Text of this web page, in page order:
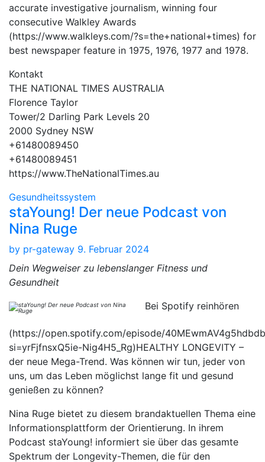
accurate investigative journalism, winning four
consecutive Walkley Awards
(https://www.walkleys.com/?s=the+national+times) for
best newspaper feature in 1975, 1976, 1977 and 1978.
Kontakt
THE NATIONAL TIMES AUSTRALIA
Florence Taylor
Tower/2 Darling Park Levels 20
2000 Sydney NSW
+61480089450
+61480089451
https://www.TheNationalTimes.au
Gesundheitssystem
staYoung! Der neue Podcast von
Nina Ruge
by pr-gateway 9. Februar 2024
Dein Wegweiser zu lebenslanger Fitness und
Gesundheit
Bei Spotify reinhören
(https://open.spotify.com/episode/
si=yrFjfnsxQ5ie-Nig4H5_Rg)HEALTHY LONGEVITY –
der neue Mega-Trend. Was können wir tun, jeder von
uns, um das Leben möglichst lange fit und gesund
genießen zu können?
Nina Ruge bietet zu diesem brandaktuellen Thema eine
Informationsplattform der Orientierung. In ihrem
Podcast staYoung! informiert sie über das gesamte
Spektrum der Longevity-Themen, die für den